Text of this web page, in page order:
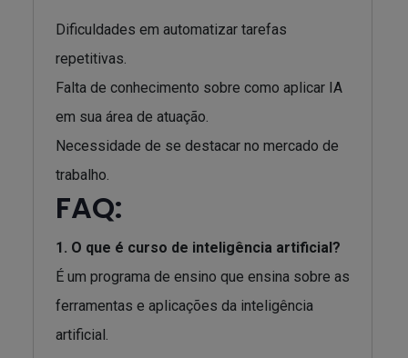
Dificuldades em automatizar tarefas
repetitivas.
Falta de conhecimento sobre como aplicar IA
em sua área de atuação.
Necessidade de se destacar no mercado de
trabalho.
FAQ:
1. O que é curso de inteligência artificial?
É um programa de ensino que ensina sobre as
ferramentas e aplicações da inteligência
artificial.